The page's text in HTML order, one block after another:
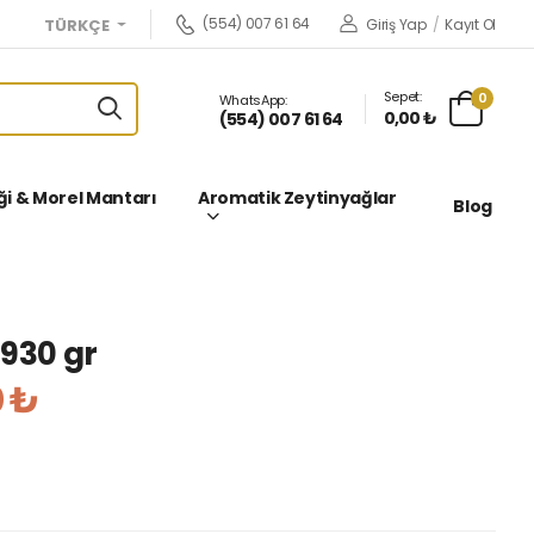
TÜRKÇE (554) 007 61 64 Giriş Yap / Kayıt Ol
WhatsApp:
(554) 007 61 64
Sepet:
0,00 ₺
0
& Morel Mantarı Aromatik Zeytinyağlar Blog
gr
₺